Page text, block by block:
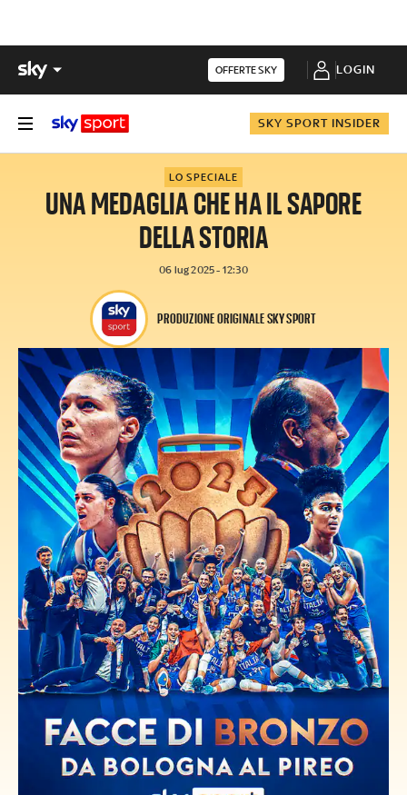
OFFERTE SKY LOGIN
SKY SPORT INSIDER
LO SPECIALE
UNA MEDAGLIA CHE HA IL SAPORE
DELLA STORIA
06 lug 2025 - 12:30
PRODUZIONE ORIGINALE SKY SPORT